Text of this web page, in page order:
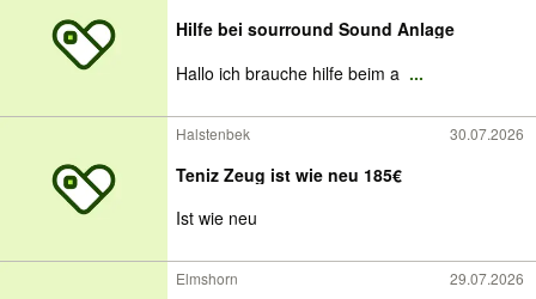
Hilfe bei sourround Sound Anlage
Hallo ich brauche hilfe beim a ...
Halstenbek 30.07.2026
Teniz Zeug ist wie neu 185€
Ist wie neu
Elmshorn 29.07.2026